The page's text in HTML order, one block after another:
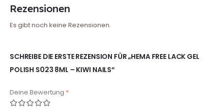
Rezensionen
Es gibt noch keine Rezensionen.
SCHREIBE DIE ERSTE REZENSION FÜR „HEMA FREE LACK GEL
POLISH S023 8ML – KIWI NAILS“
Deine Bewertung *